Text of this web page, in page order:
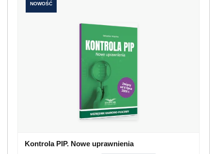
NOWOŚĆ
Kontrola PIP. Nowe uprawnienia